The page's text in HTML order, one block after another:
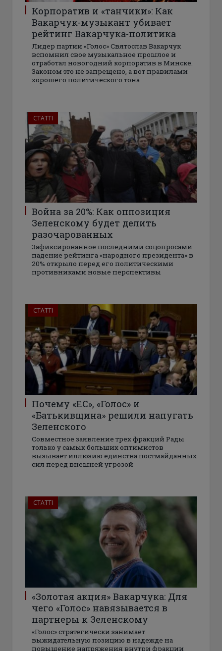
Корпоратив и «танчики»: Как
Вакарчук-музыкант убивает
рейтинг Вакарчука-политика
Лидер партии «Голос» Святослав Вакарчук
вспомнил свое музыкальное прошлое и
отработал новогодний корпоратив в Минске.
Законом это не запрещено, а вот правилами
хорошего политического тона...
СТАТТІ
Война за 20%: Как оппозиция
Зеленскому будет делить
разочарованных
Зафиксированное последними соцопросами
падение рейтинга «народного президента» в
20% открыло перед его политическими
противниками новые перспективы
СТАТТІ
Почему «ЕС», «Голос» и
«Батькивщина» решили напугать
Зеленского
Совместное заявление трех фракций Рады
только у самых больших оптимистов
вызывает иллюзию единства постмайданных
сил перед внешней угрозой
СТАТТІ
«Золотая акция» Вакарчука: Для
чего «Голос» навязывается в
партнеры к Зеленскому
«Голос» стратегически занимает
выжидательную позицию в надежде на
повышение напряжения внутри фракции